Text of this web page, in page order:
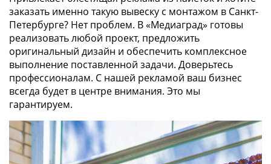
заказать именно такую вывеску с монтажом в Санкт-
Петербурге? Нет проблем. В «Медиаград» готовы
реализовать любой проект, предложить
оригинальный дизайн и обеспечить комплексное
выполнение поставленной задачи. Доверьтесь
профессионалам. С нашей рекламой ваш бизнес
всегда будет в центре внимания. Это мы
гарантируем.